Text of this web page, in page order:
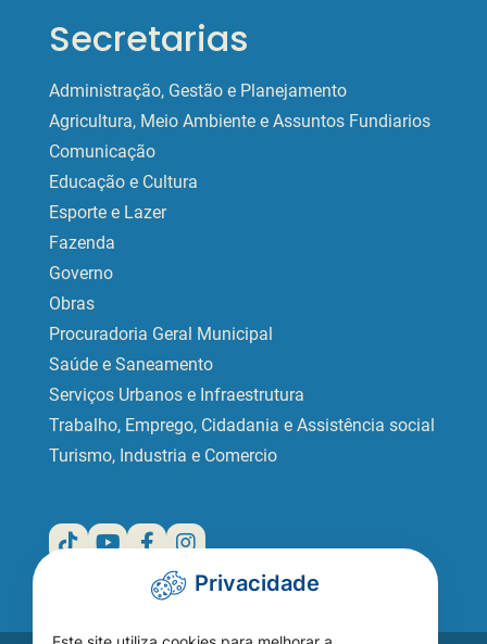
Secretarias
Administração, Gestão e Planejamento
Agricultura, Meio Ambiente e Assuntos Fundiarios
Comunicação
Educação e Cultura
Esporte e Lazer
Fazenda
Governo
Obras
Procuradoria Geral Municipal
Saúde e Saneamento
Serviços Urbanos e Infraestrutura
Trabalho, Emprego, Cidadania e Assistência social
Turismo, Industria e Comercio
Privacidade